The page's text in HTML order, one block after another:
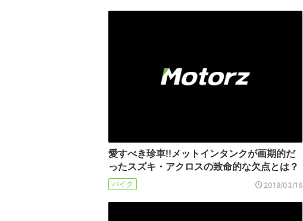
愛すべき珍車!!メットインタンクが画期的だ
ったスズキ・アクロスの致命的な欠点とは？
バイク 2019/03/16